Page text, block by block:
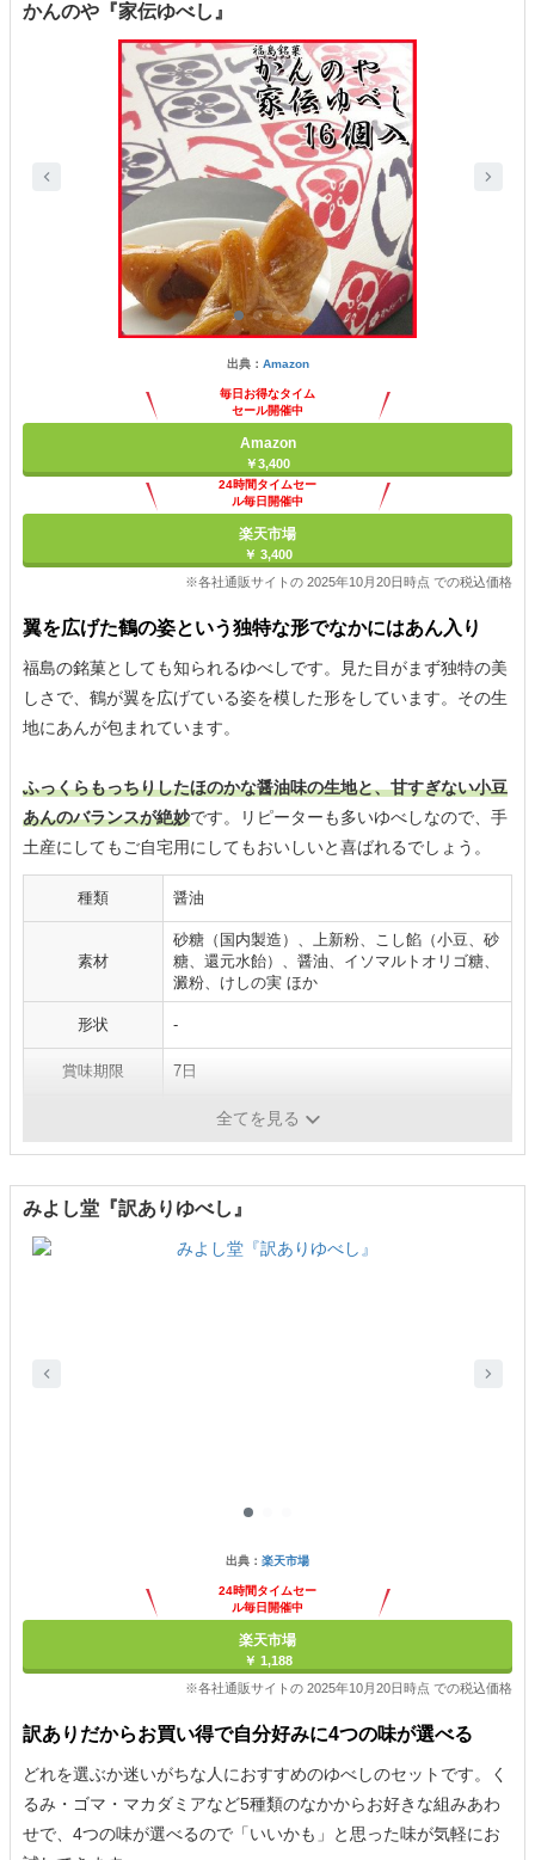
かんのや『家伝ゆべし』
出典： Amazon
毎日お得なタイム
セール開催中
Amazon
￥3,400
24時間タイムセー
ル毎日開催中
楽天市場
￥ 3,400
※各社通販サイトの 2025年10月20日時点 での税込価格
翼を広げた鶴の姿という独特な形でなかにはあん入り
福島の銘菓としても知られるゆべしです。見た目がまず独特の美
しさで、鶴が翼を広げている姿を模した形をしています。その生
地にあんが包まれています。
ふっくらもっちりしたほのかな醤油味の生地と、甘すぎない小豆
あんのバランスが絶妙です。リピーターも多いゆべしなので、手
土産にしてもご自宅用にしてもおいしいと喜ばれるでしょう。
種類 醤油
素材
砂糖（国内製造）、上新粉、こし餡（小豆、砂
糖、還元水飴）、醤油、イソマルトオリゴ糖、
澱粉、けしの実 ほか
形状 -
賞味期限 7日
全てを見る
みよし堂『訳ありゆべし』
出典： 楽天市場
24時間タイムセー
ル毎日開催中
楽天市場
￥ 1,188
※各社通販サイトの 2025年10月20日時点 での税込価格
訳ありだからお買い得で自分好みに4つの味が選べる
どれを選ぶか迷いがちな人におすすめのゆべしのセットです。く
るみ・ゴマ・マカダミアなど5種類のなかからお好きな組みあわ
せで、4つの味が選べるので「いいかも」と思った味が気軽にお